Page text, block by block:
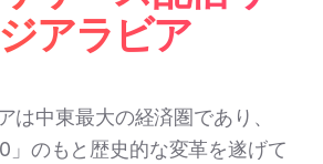
アラビア
は中東最大の経済圏であり、
」のもと歴史的な変革を遂げて